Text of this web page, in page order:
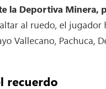
la Deportiva Minera,
al ruedo, el
Vallecano, Pachuca,
recuerdo